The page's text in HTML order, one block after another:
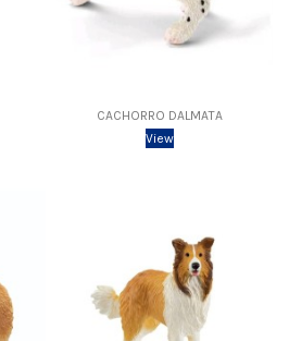
CACHORRO DALMATA
View